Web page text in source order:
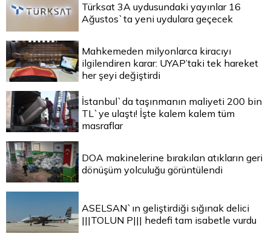
Türksat 3A uydusundaki yayınlar 16
Ağustos`ta yeni uydulara geçecek
Mahkemeden milyonlarca kiracıyı
ilgilendiren karar: UYAP’taki tek hareket
her şeyi değiştirdi
İstanbul`da taşınmanın maliyeti 200 bin
TL`ye ulaştı! İşte kalem kalem tüm
masraflar
DOA makinelerine bırakılan atıkların geri
dönüşüm yolculuğu görüntülendi
ASELSAN`ın geliştirdiği sığınak delici
|||TOLUN P||| hedefi tam isabetle vurdu